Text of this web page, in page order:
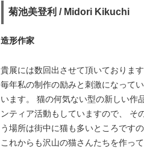
菊池美登利 / Midori Kikuchi
造形作家
貴展には数回出させて頂いておりま
毎年私の制作の励みと刺激になって
います。 猫の何気ない型の新しい作
ンティア活動もしていますので、 そ
う場所は街中に猫も多いところです
これからも沢山の猫さんたちを作っ